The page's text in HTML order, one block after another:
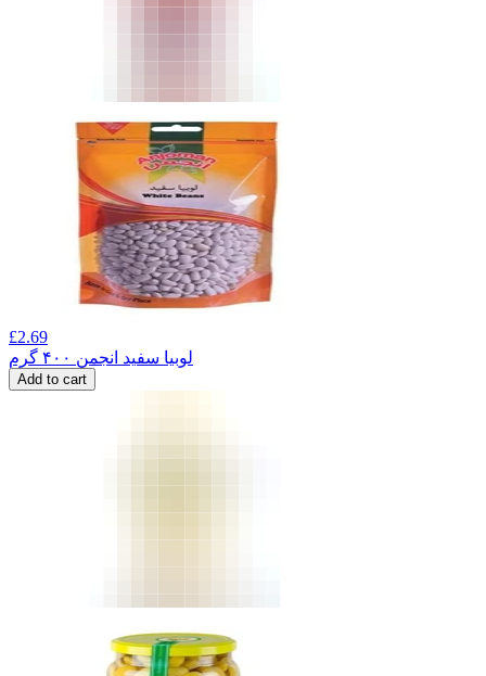
£2.69
لوبیا سفید انجمن ۴۰۰ گرم
Add to cart